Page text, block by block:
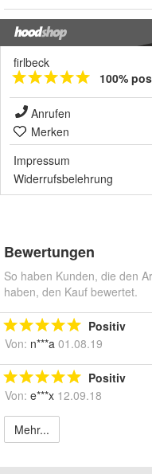
firlbeck
100%
Anrufen
Merken
Impressum
Widerrufsbelehrung
Bewertungen
So haben Kunden, die den
haben, den Kauf bewertet.
Positiv
Von: n***a 01.08.19
Positiv
Von: e***x 12.09.18
Mehr...